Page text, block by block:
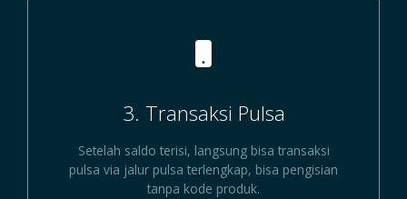
3. Transaksi Pulsa
Setelah saldo terisi, langsung bisa transaksi
pulsa via jalur pulsa terlengkap, bisa pengisian
tanpa kode produk.